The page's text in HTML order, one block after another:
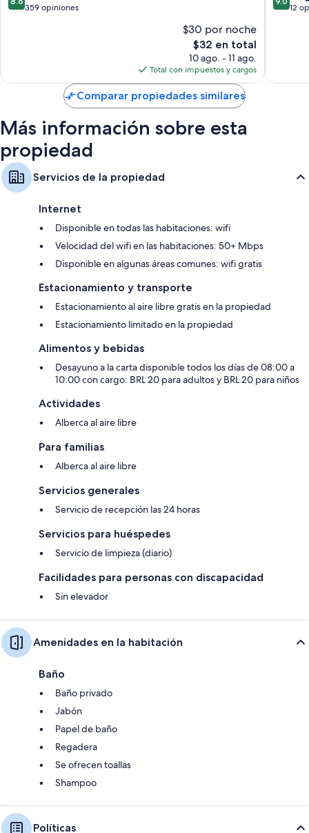
de 359 opiniones
$30 por noche
El
precio
actual
es
de
$32
$32 en total
10 ago. - 11 ago.
Total con impuestos y cargos
de 12
Comparar propiedades similares
Más información sobre esta
propiedad
Servicios de la propiedad
Internet
Disponible en todas las habitaciones: wifi
Velocidad del wifi en las habitaciones: 50+ Mbps
Disponible en algunas áreas comunes: wifi gratis
Estacionamiento y transporte
Estacionamiento al aire libre gratis en la propiedad
Estacionamiento limitado en la propiedad
Alimentos y bebidas
Desayuno a la carta disponible todos los días de 08:00 a
10:00 con cargo: BRL 20 para adultos y BRL 20 para niños
Actividades
Alberca al aire libre
Para familias
Alberca al aire libre
Servicios generales
Servicio de recepción las 24 horas
Servicios para huéspedes
Servicio de limpieza (diario)
Facilidades para personas con discapacidad
Sin elevador
Amenidades en la habitación
Baño
Baño privado
Jabón
Papel de baño
Regadera
Se ofrecen toallas
Shampoo
Políticas